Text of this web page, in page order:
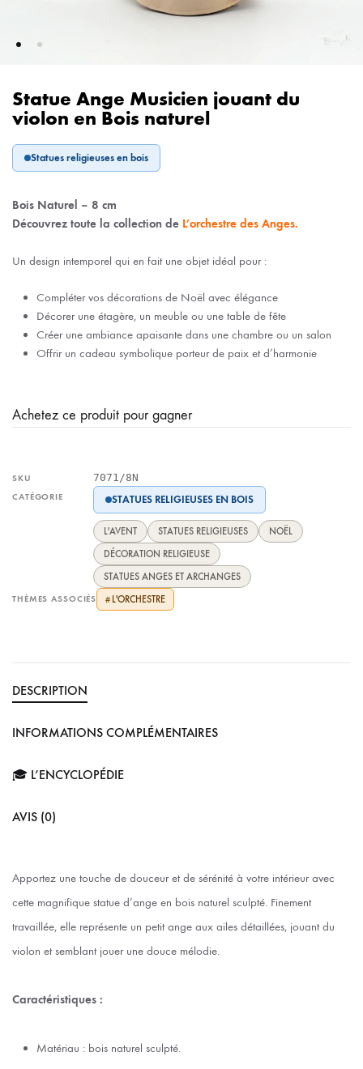
Statue Ange Musicien jouant du
violon en Bois naturel
Statues religieuses en bois
Bois Naturel – 8 cm
Découvrez toute la collection de L’orchestre des Anges.
Un design intemporel qui en fait une objet idéal pour :
Compléter vos décorations de Noël avec élégance
Décorer une étagère, un meuble ou une table de fête
Créer une ambiance apaisante dans une chambre ou un salon
Offrir un cadeau symbolique porteur de paix et d’harmonie
Achetez ce produit pour gagner
SKU 7071/8N
CATÉGORIE STATUES RELIGIEUSES EN BOIS
L'AVENT STATUES RELIGIEUSES
NOËL
DÉCORATION RELIGIEUSE
STATUES ANGES ET ARCHANGES
THÈMES ASSOCIÉS # L'ORCHESTRE
DESCRIPTION
INFORMATIONS COMPLÉMENTAIRES
🎓 L’ENCYCLOPÉDIE
AVIS (0)
Apportez une touche de douceur et de sérénité à votre intérieur avec
cette magnifique statue d’ange en bois naturel sculpté. Finement
travaillée, elle représente un petit ange aux ailes détaillées, jouant du
violon et semblant jouer une douce mélodie.
Caractéristiques :
Matériau : bois naturel sculpté.